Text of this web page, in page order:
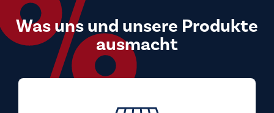
Was uns und unsere Produkte
ausmacht